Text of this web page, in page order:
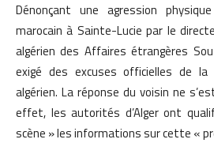
Dénonçant une agression
marocain à Sainte-Lucie par le
algérien des Affaires étrangères
exigé des excuses officielles de
algérien. La réponse du voisin ne
effet, les autorités d’Alger ont
scène » les informations sur cette «